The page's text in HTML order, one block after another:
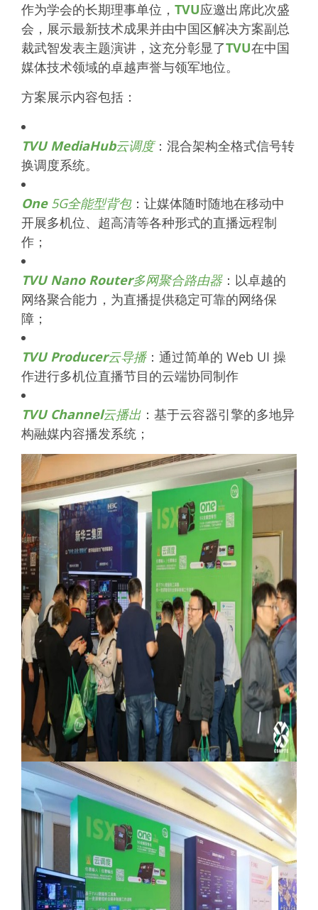
作为学会的长期理事单位， TVU应邀出席此次盛
会，展示最新技术成果并由中国区解决方案副总
裁武智发表主题演讲，这充分彰显了TVU在中国
媒体技术领域的卓越声誉与领军地位。
方案展示内容包括：
TVU MediaHub云调度：混合架构全格式信号转
换调度系统。
One5G全能型背包：让媒体随时随地在移动中
开展多机位、超高清等各种形式的直播远程制
作；
TVU Nano Router多网聚合路由器：以卓越的
网络聚合能力，为直播提供稳定可靠的网络保
障；
TVU Producer云导播：通过简单的 Web UI 操
作进行多机位直播节目的云端协同制作
TVU Channel云播出 ：基于云容器引擎的多地异
构融媒内容播发系统；